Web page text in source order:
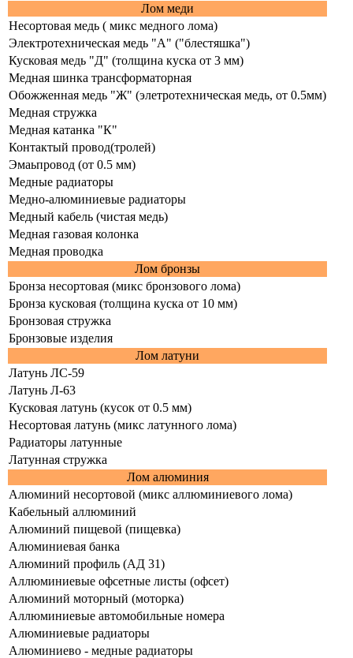
Лом меди
Несортовая медь ( микс медного лома)
Электротехническая медь "А" ("блестяшка")
Кусковая медь "Д" (толщина куска от 3 мм)
Медная шинка трансформаторная
Обожженная медь "Ж" (элетротехническая медь, от 0.5мм)
Медная стружка
Медная катанка "К"
Контактый провод(тролей)
Эмаьпровод (от 0.5 мм)
Медные радиаторы
Медно-алюминиевые радиаторы
Медный кабель (чистая медь)
Медная газовая колонка
Медная проводка
Лом бронзы
Бронза несортовая (микс бронзового лома)
Бронза кусковая (толщина куска от 10 мм)
Бронзовая стружка
Бронзовые изделия
Лом латуни
Латунь ЛС-59
Латунь Л-63
Кусковая латунь (кусок от 0.5 мм)
Несортовая латунь (микс латунного лома)
Радиаторы латунные
Латунная стружка
Лом алюминия
Алюминий несортовой (микс аллюминиевого лома)
Кабельный аллюминий
Алюминий пищевой (пищевка)
Алюминиевая банка
Алюминий профиль (АД 31)
Аллюминиевые офсетные листы (офсет)
Алюминий моторный (моторка)
Аллюминиевые автомобильные номера
Алюминиевые радиаторы
Алюминиево - медные радиаторы